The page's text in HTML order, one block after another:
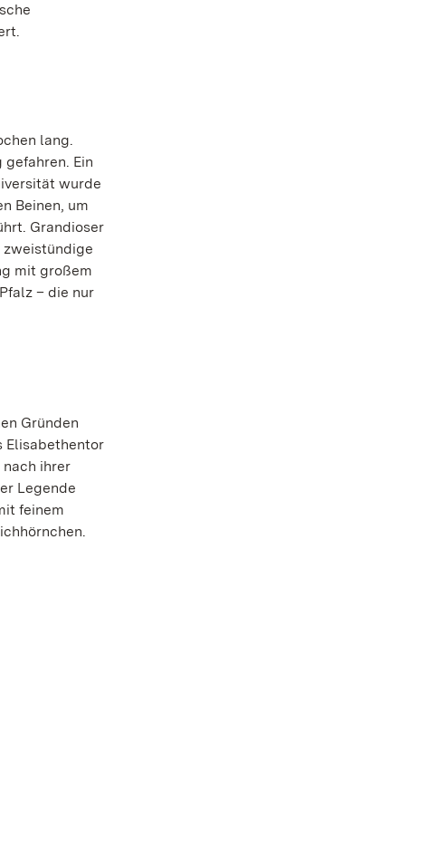
lang.
Ein
wurde
Beinen, um
Grandioser
zweistündige
mit großem
– die nur
Gründen
Elisabethentor
ihrer
Legende
feinem